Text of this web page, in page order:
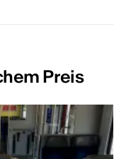
Preis